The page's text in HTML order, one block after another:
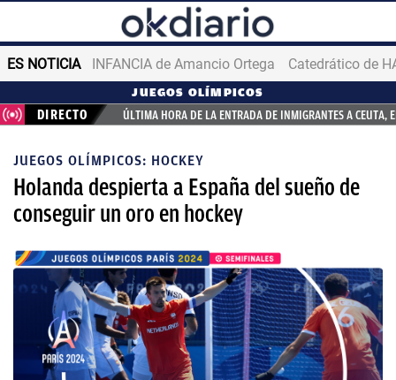
ES NOTICIA INFANCIA de Amancio Ortega
JUEGOS OLÍMPICOS
DIRECTO ÚLTIMA HORA DE LA ENTRADA DE INMIGRANTES A CEUTA,
JUEGOS OLÍMPICOS: HOCKEY
Holanda despierta a España del sueño de
conseguir un oro en hockey